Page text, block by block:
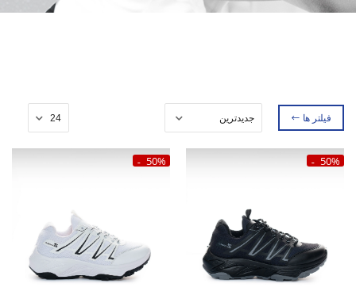
فیلتر ها
50%
50%